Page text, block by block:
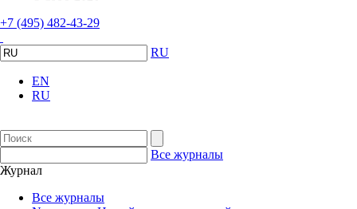
+7 (495) 482-43-29
RU
EN
RU
Все журналы
Журнал
Все журналы